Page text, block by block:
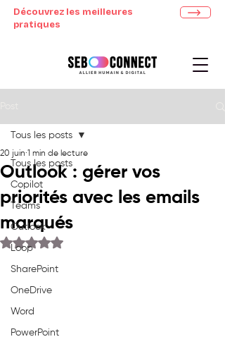
Découvrez les meilleures
pratiques
Tous les posts
Copilot
Teams
Outlook
Loop
SharePoint
OneDrive
Word
PowerPoint
Tous les posts
Outlook : gérer vos
priorités avec les emails
marqués
20 juin 1 min de lecture
Noté NaN étoiles sur 5.